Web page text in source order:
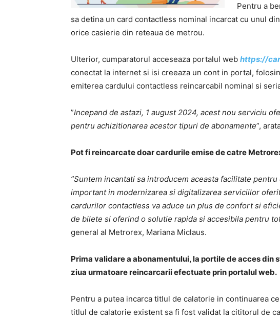
Pentru a
sa detina un card contactless nominal incarcat cu unul
orice casierie din reteaua de metrou.
Ulterior, cumparatorul acceseaza portalul web https://
conectat la internet si isi creeaza un cont in portal,
emiterea cardului contactless reincarcabil nominal si
”Incepand de astazi, 1 august 2024, acest nou serviciu
pentru achizitionarea acestor tipuri de abonamente”,
Pot fi reincarcate doar cardurile emise de catre
”Suntem incantati sa introducem aceasta facilitate
important in modernizarea si digitalizarea serviciilor
cardurilor contactless va aduce un plus de confort si
de bilete si oferind o solutie rapida si accesibila pentru
general al Metrorex, Mariana Miclaus.
Prima validare a abonamentului, la portile de acces din
ziua urmatoare reincarcarii efectuate prin portalul web.
Pentru a putea incarca titlul de calatorie in continuarea
titlul de calatorie existent sa fi fost validat la cititorul de